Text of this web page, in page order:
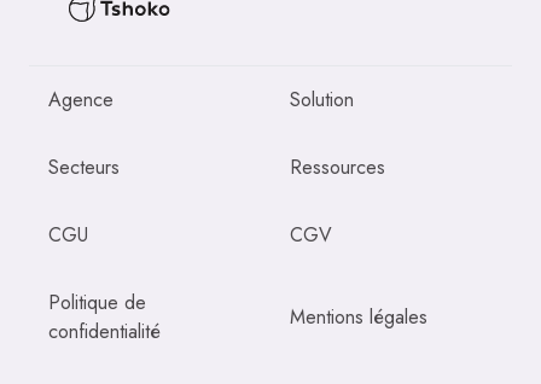
Agence Solution
Secteurs Ressources
CGU CGV
Politique de
confidentialité
Mentions légales